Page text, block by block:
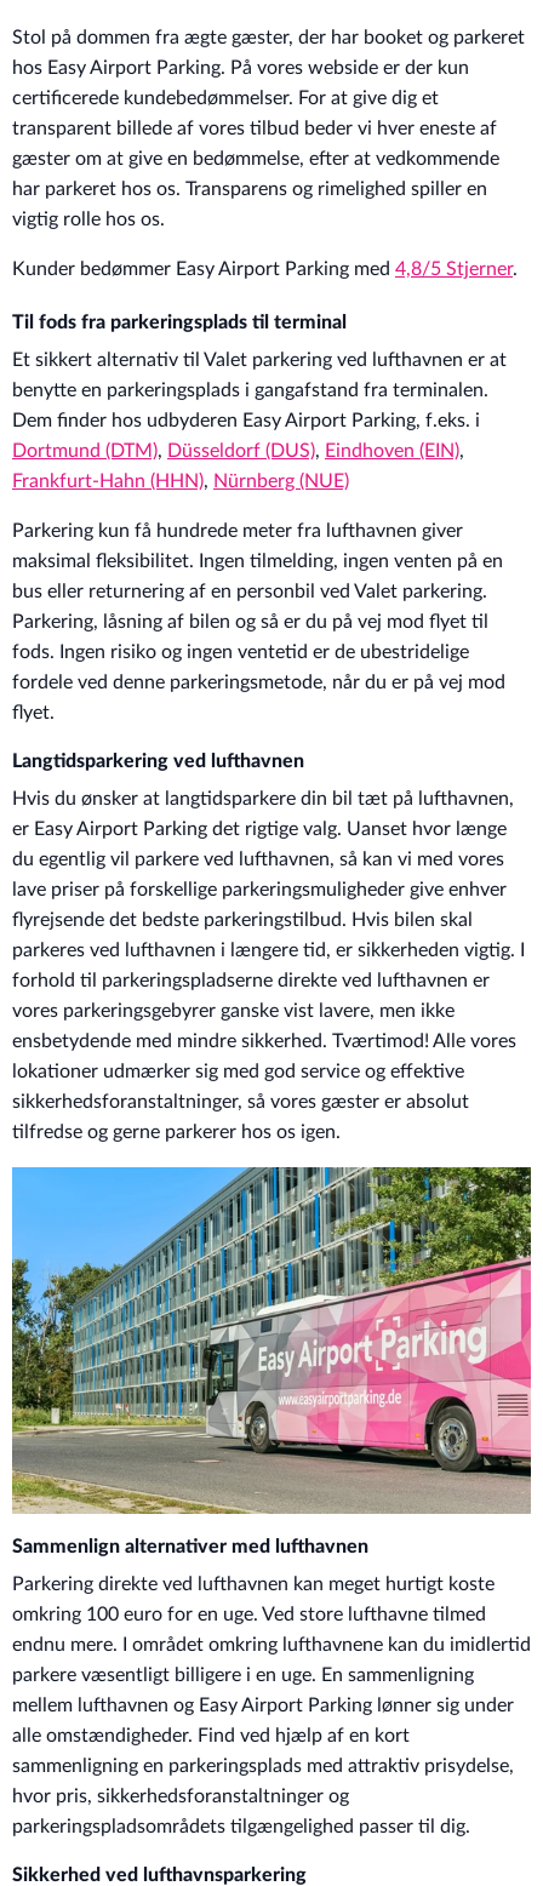
Stol på dommen fra ægte gæster, der har booket og parkeret
hos Easy Airport Parking. På vores webside er der kun
certificerede kundebedømmelser. For at give dig et
transparent billede af vores tilbud beder vi hver eneste af
gæster om at give en bedømmelse, efter at vedkommende
har parkeret hos os. Transparens og rimelighed spiller en
vigtig rolle hos os.
Kunder bedømmer Easy Airport Parking med 4,8/5 Stjerner.
Til fods fra parkeringsplads til terminal
Et sikkert alternativ til Valet parkering ved lufthavnen er at
benytte en parkeringsplads i gangafstand fra terminalen.
Dem finder hos udbyderen Easy Airport Parking, f.eks. i
Dortmund (DTM), Düsseldorf (DUS), Eindhoven (EIN),
Frankfurt-Hahn (HHN), Nürnberg (NUE)
Parkering kun få hundrede meter fra lufthavnen giver
maksimal fleksibilitet. Ingen tilmelding, ingen venten på en
bus eller returnering af en personbil ved Valet parkering.
Parkering, låsning af bilen og så er du på vej mod flyet til
fods. Ingen risiko og ingen ventetid er de ubestridelige
fordele ved denne parkeringsmetode, når du er på vej mod
flyet.
Langtidsparkering ved lufthavnen
Hvis du ønsker at langtidsparkere din bil tæt på lufthavnen,
er Easy Airport Parking det rigtige valg. Uanset hvor længe
du egentlig vil parkere ved lufthavnen, så kan vi med vores
lave priser på forskellige parkeringsmuligheder give enhver
flyrejsende det bedste parkeringstilbud. Hvis bilen skal
parkeres ved lufthavnen i længere tid, er sikkerheden vigtig. I
forhold til parkeringspladserne direkte ved lufthavnen er
vores parkeringsgebyrer ganske vist lavere, men ikke
ensbetydende med mindre sikkerhed. Tværtimod! Alle vores
lokationer udmærker sig med god service og effektive
sikkerhedsforanstaltninger, så vores gæster er absolut
tilfredse og gerne parkerer hos os igen.
Sammenlign alternativer med lufthavnen
Parkering direkte ved lufthavnen kan meget hurtigt koste
omkring 100 euro for en uge. Ved store lufthavne tilmed
endnu mere. I området omkring lufthavnene kan du imidlertid
parkere væsentligt billigere i en uge. En sammenligning
mellem lufthavnen og Easy Airport Parking lønner sig under
alle omstændigheder. Find ved hjælp af en kort
sammenligning en parkeringsplads med attraktiv prisydelse,
hvor pris, sikkerhedsforanstaltninger og
parkeringspladsområdets tilgængelighed passer til dig.
Sikkerhed ved lufthavnsparkering